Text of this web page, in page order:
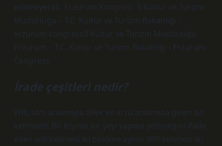
edilmeyecek. Erzurum Kongresi, İl Kültür ve Turizm
Müdürlüğü – T.C. Kültür ve Turizm Bakanlığı ›
erzurum-congressİl Kültür ve Turizm Müdürlüğü
Erzurum – T.C. Kültür ve Turizm Bakanlığı › Erzurum-
Congress
İrade çeşitleri nedir?
Will, tam anlamıyla dilek ve arzu anlamına gelen bir
kelimedir. Bir kişinin bir şeyi yapma yeteneğini ifade
eden will kelimesi iki bölüme ayrılır. Will kelimesi iki